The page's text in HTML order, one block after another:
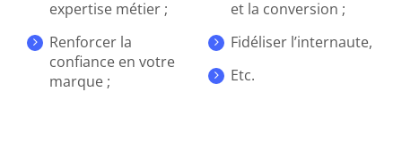
expertise métier ;
Renforcer la
confiance en votre
marque ;
et la conversion ;
Fidéliser l’internaute,
Etc.